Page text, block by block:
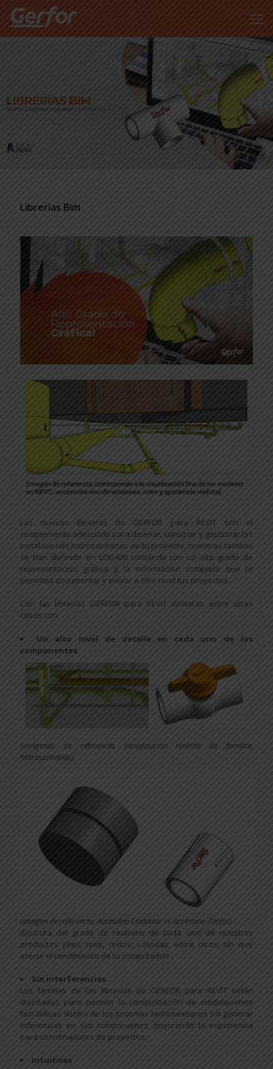
Librerías Bim
Las nuevas librerías de GERFOR para REVIT son el
complemento adecuado para diseñar, construir y gestionar las
instalaciones hidrosanitarias de tu proyecto, nuestras familias
se han definido en LOD400 contando con un alto grado de
representación gráfica y la información completa que te
permitirá documentar y elevar a otro nivel tus proyectos.
Con las librerías GERFOR para REVIT contaras entre otras
cosas con:
Un alto nivel de detalle en cada uno de los
componentes
(imágenes de referencia, visualización realista de familias
hidrosanitarias)
(imagen de referencia, Accesorio Estándar vs Accesorio Gerfor)
¡Disfruta del grado de realismo de cada uno de nuestros
productos yees, tees, codos, válvulas, entre otros, sin que
afecte el rendimiento de tu computador!
Sin interferencias
Las familias de las librerías de GERFOR para REVIT están
diseñadas para permitir la comprobación de modelaciones
hidráulicas dentro de los sistemas hidrosanitarios sin generar
inferencias en sus componentes, mejorando la experiencia
para coordinadores de proyectos.
Intuitivas